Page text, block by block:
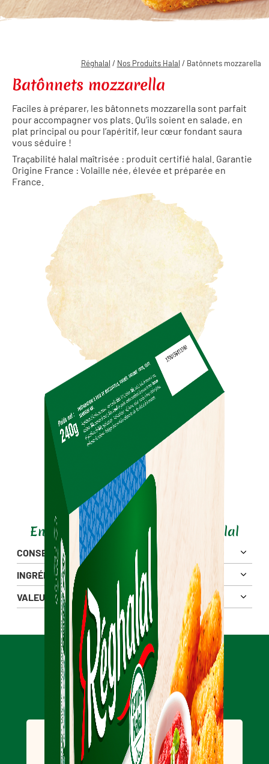
Réghalal / Nos Produits Halal / Batônnets mozzarella
Batônnets mozzarella
Faciles à préparer, les bâtonnets mozzarella sont parfait
pour accompagner vos plats. Qu’ils soient en salade, en
plat principal ou pour l’apéritif, leur cœur fondant saura
vous séduire !
Traçabilité halal maîtrisée : produit certifié halal. Garantie
Origine France : Volaille née, élevée et préparée en
France.
En savoir plus sur ce produit Halal
CONSEIL DE MISE EN OEUVRE
INGRÉDIENTS
VALEURS NUTRITIONNELLES
Pour 100g
Énergie
1379 Kj
330 Kcal
Matières Grasses
dont Acides Gras Saturés
18 g
8 g
27 g
1 g
Fibres alimentaires
2 g
14 g
1.3 g
Halal & engagés
DÉCOUVREZ NOS ENGAGEMENTS